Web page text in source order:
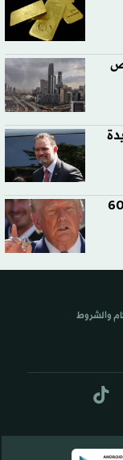
جبهة الرسوم الجمركية مع 60
والشروط